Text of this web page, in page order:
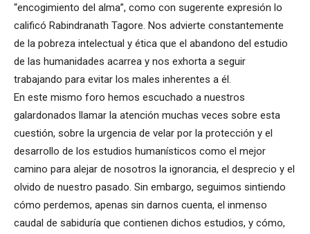
“encogimiento del alma”, como con sugerente expresión lo
calificó Rabindranath Tagore. Nos advierte constantemente
de la pobreza intelectual y ética que el abandono del estudio
de las humanidades acarrea y nos exhorta a seguir
trabajando para evitar los males inherentes a él.
En este mismo foro hemos escuchado a nuestros
galardonados llamar la atención muchas veces sobre esta
cuestión, sobre la urgencia de velar por la protección y el
desarrollo de los estudios humanísticos como el mejor
camino para alejar de nosotros la ignorancia, el desprecio y el
olvido de nuestro pasado. Sin embargo, seguimos sintiendo
cómo perdemos, apenas sin darnos cuenta, el inmenso
caudal de sabiduría que contienen dichos estudios, y cómo,